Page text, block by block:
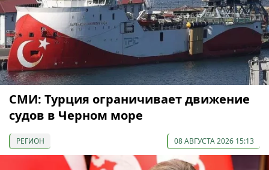
СМИ: Турция ограничивает движение
судов в Черном море
РЕГИОН 08 АВГУСТА 2026 15:13